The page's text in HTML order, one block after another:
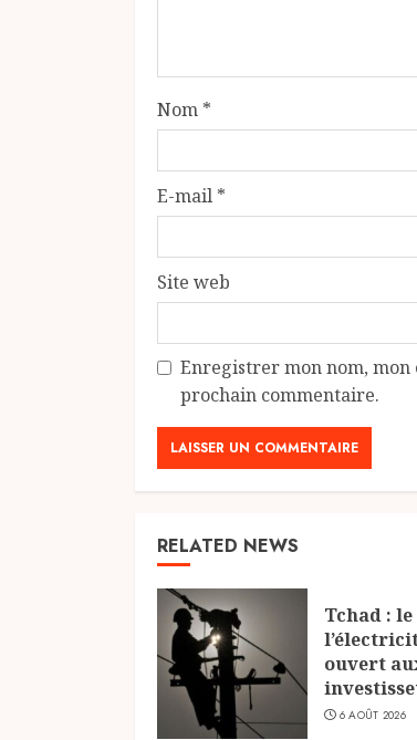
Nom *
E-mail *
Site web
Enregistrer mon nom,
prochain commentaire.
RELATED NEWS
Tchad :
ouvert
6 AOÛT 2026